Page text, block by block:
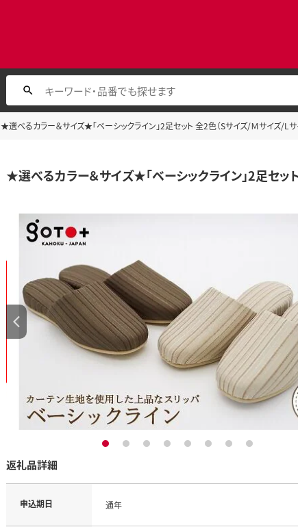
★選べるカラー＆サイズ★「ベーシックライン」2足セット 全2色（Sサイズ/Ｍサイズ/Lサ
★選べるカラー＆サイズ★「ベーシックライン」2足セッ
1 2 3 4 5 6 7 8
返礼品詳細
申込期日 通年